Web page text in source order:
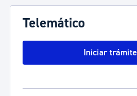
Telemático
Iniciar trámite